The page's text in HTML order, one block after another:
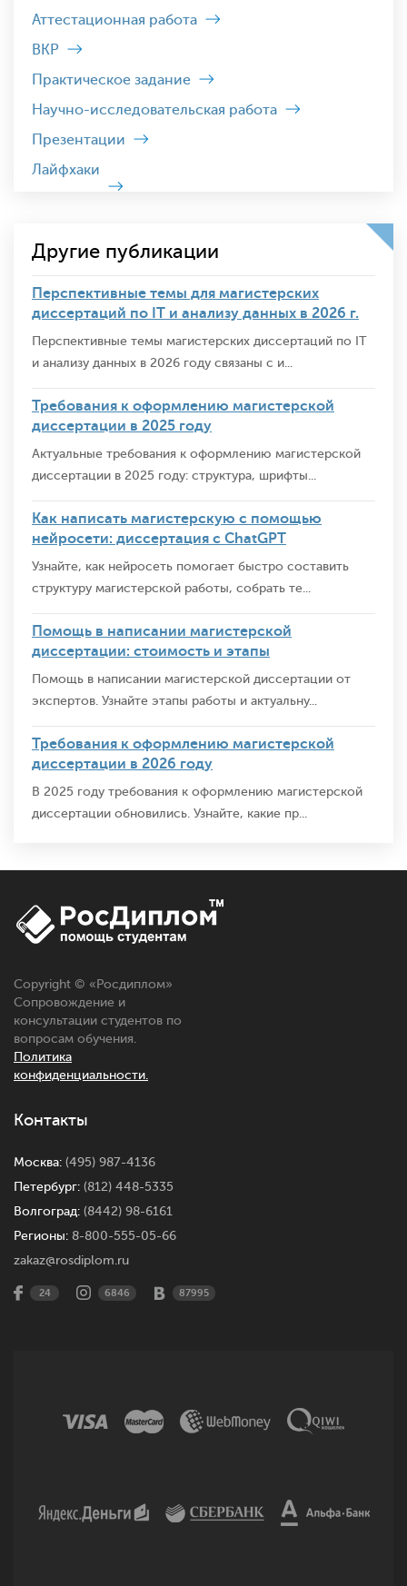
Аттестационная работа
ВКР
Практическое задание
Научно-исследовательская работа
Презентации
Лайфхаки
Другие публикации
Перспективные темы для магистерских
диссертаций по IT и анализу данных в 2026 г.
Перспективные темы магистерских диссертаций по IT
и анализу данных в 2026 году связаны с и...
Требования к оформлению магистерской
диссертации в 2025 году
Актуальные требования к оформлению магистерской
диссертации в 2025 году: структура, шрифты...
Как написать магистерскую с помощью
нейросети: диссертация с ChatGPT
Узнайте, как нейросеть помогает быстро составить
структуру магистерской работы, собрать те...
Помощь в написании магистерской
диссертации: стоимость и этапы
Помощь в написании магистерской диссертации от
экспертов. Узнайте этапы работы и актуальну...
Требования к оформлению магистерской
диссертации в 2026 году
В 2025 году требования к оформлению магистерской
диссертации обновились. Узнайте, какие пр...
Copyright © « Росдиплом»
Сопровождение и
консультации студентов по
вопросам обучения.
Политика
конфиденциальности.
Контакты
Москва: (495) 987-4136
Петербург: (812) 448-5335
Волгоград: (8442) 98-6161
Регионы: 8-800-555-05-66
zakaz@rosdiplom.ru
24 6846 87995